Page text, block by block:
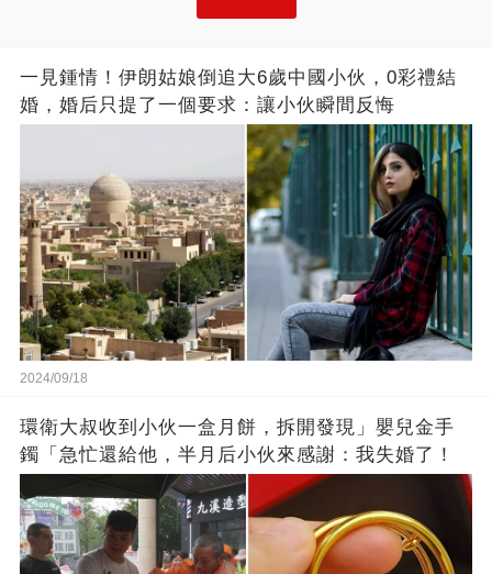
一見鍾情！伊朗姑娘倒追大6歲中國小伙，0彩禮結
婚，婚后只提了一個要求：讓小伙瞬間反悔
2024/09/18
環衛大叔收到小伙一盒月餅，拆開發現」嬰兒金手
鐲「急忙還給他，半月后小伙來感謝：我失婚了！